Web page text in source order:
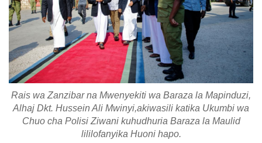
Rais wa Zanzibar na Mwenyekiti wa Baraza la Mapinduzi,
Alhaj Dkt. Hussein Ali Mwinyi,akiwasili katika Ukumbi wa
Chuo cha Polisi Ziwani kuhudhuria Baraza la Maulid
lililofanyika Huoni hapo.